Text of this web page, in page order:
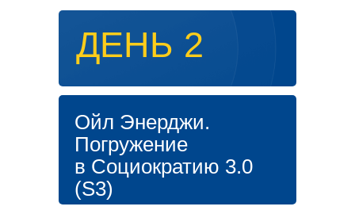
Ойл Энерджи.
Погружение
в Социократию 3.0
(S3)
ДЕНЬ 2